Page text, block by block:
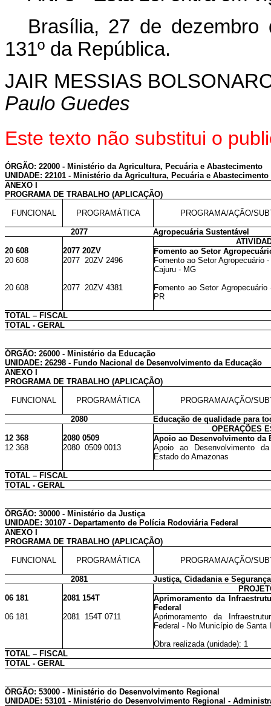
Brasília, 27 de dezembro
131º da República.
JAIR MESSIAS
Paulo Guedes
Este texto não substitui o
ÓRGÃO: 22000 - Ministério da Agricultura, Pecuária e Abastecimento
UNIDADE: 22101 - Ministério da Agricultura, Pecuária e
ANEXO I
PROGRAMA DE TRABALHO (APLICAÇÃO)
FUNCIONAL PROGRAMÁTICA PROGRAMA/AÇÃO/
2077
Agropecuária Sustentável
20 608
2077 20ZV
Fomento ao Setor
20 608
2077 20ZV 2496
Fomento ao Setor Agropecuário
Cajuru - MG
20 608
2077 20ZV 4381
Fomento ao Setor
PR
TOTAL – FISCAL
TOTAL - GERAL
ÓRGÃO: 26000 - Ministério da Educação
UNIDADE: 26298 - Fundo Nacional de Desenvolvimento da Educação
ANEXO I
PROGRAMA DE TRABALHO (APLICAÇÃO)
FUNCIONAL PROGRAMÁTICA PROGRAMA/AÇÃO/
2080
Educação de qualidade para
OPERAÇÕES
12 368
2080 0509
Apoio ao Desenvolvimento da
12 368
2080 0509 0013
Apoio ao Desenvolvimento
Estado do Amazonas
TOTAL – FISCAL
TOTAL - GERAL
ÓRGÃO: 30000 - Ministério da Justiça
UNIDADE: 30107 - Departamento de Polícia Rodoviária Federal
ANEXO I
PROGRAMA DE TRABALHO (APLICAÇÃO)
FUNCIONAL PROGRAMÁTICA PROGRAMA/AÇÃO/
2081
Justiça, Cidadania e
06 181
2081 154T
Aprimoramento da
Federal
06 181
2081 154T 0711
Aprimoramento da
Federal - No Município de Santa
Obra realizada (unidade): 1
TOTAL – FISCAL
TOTAL - GERAL
ÓRGÃO: 53000 - Ministério do Desenvolvimento Regional
UNIDADE: 53101 - Ministério do Desenvolvimento Regional -